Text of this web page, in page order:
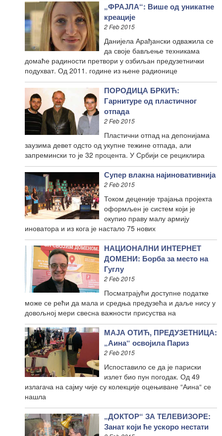
„ФРАЈЛА“: Више од уникатне
креације
2 Feb 2015
Данијела Арађански одважила се
да своје бављење техникама
домаће радиности претвори у озбиљан предузетнички
подухват. Од 2011. године из њене радионице
ПОРОДИЦА БРКИЋ:
Гарнитуре од пластичног
отпада
2 Feb 2015
Пластични отпад на депонијама
заузима девет одсто од укупне тежине отпада, али
запремински то је 32 процента. У Србији се рециклира
Супер влакна најиновативнија
2 Feb 2015
Током деценије трајања пројекта
оформљен је систем који је
окупио праву малу армију
иноватора и из кога је настало 75 нових
НАЦИОНАЛНИ ИНТЕРНЕТ
ДОМЕНИ: Борба за место на
Гуглу
2 Feb 2015
Посматрајући доступне податке
може се рећи да мала и средња предузећа и даље нису у
довољној мери свесна важности присуства на
МАЈА ОТИЋ, ПРЕДУЗЕТНИЦА:
„Аина“ освојила Париз
2 Feb 2015
Испоставило се да је париски
излет био пун погодак. Од 49
излагача на сајму чије су колекције оцењиване “Аина“ се
нашла
„ДОКТОР“ ЗА ТЕЛЕВИЗОРЕ:
Занат који ће ускоро нестати